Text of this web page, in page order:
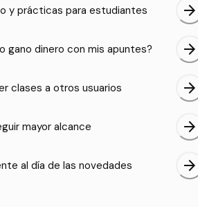
y prácticas para estudiantes arrow_forward
gano dinero con mis apuntes? arrow_forward
clases a otros usuarios arrow_forward
mayor alcance arrow_forward
al día de las novedades arrow_forward